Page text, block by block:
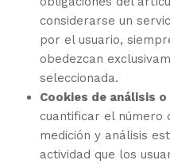
considerarse un
por el usuario,
obedezcan
seleccionada.
Cookies de análisis
cuantificar el número
medición y análisis
actividad que los